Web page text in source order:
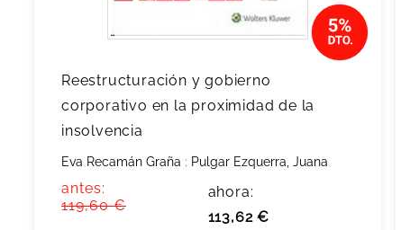
Reestructuración y gobierno
corporativo en la proximidad de la
insolvencia
Eva Recamán Graña ; Pulgar Ezquerra, Juana
antes:
119,60 €
ahora:
113,62 €